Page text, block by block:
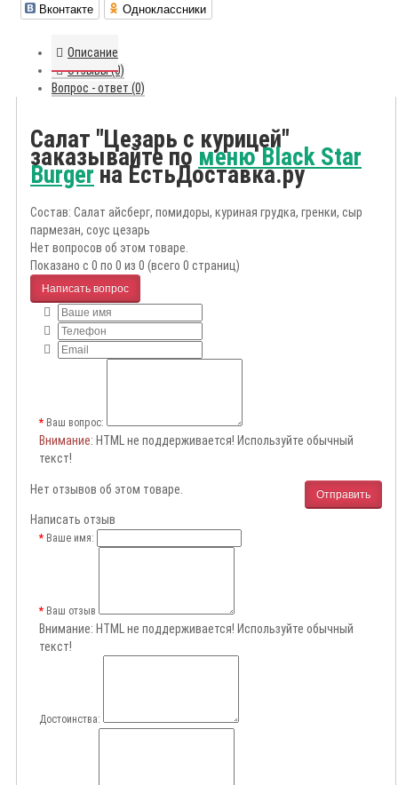
Вконтакте Одноклассники
Описание
Отзывы (0)
Вопрос - ответ (0)
Салат "Цезарь с курицей"
заказывайте по меню Black Star
Burgerна ЕстьДоставка.ру
Состав: Салат айсберг, помидоры, куриная грудка, гренки, сыр
пармезан, соус цезарь
Нет вопросов об этом товаре.
Показано с 0 по 0 из 0 (всего 0 страниц)
Написать вопрос
Ваш вопрос:
Внимание: HTML не поддерживается! Используйте обычный
текст!
Отправить
Нет отзывов об этом товаре.
Написать отзыв
Ваше имя:
Ваш отзыв
Внимание: HTML не поддерживается! Используйте обычный
текст!
Достоинства: